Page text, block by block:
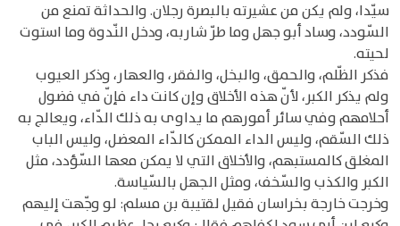
سيّدا، ولم يكن من عشيرته بالبصرة رجلان. والحداثة تمنع من
السّودد، وساد أبو جهل وما طرّ شاربه، ودخل النّدوة وما استوت
لحيته.
فذكر الظّلم، والحمق، والبخل، والفقر، والعهار، وذكر العيوب
ولم يذكر الكبر، لأنّ هذه الأخلاق وإن كانت داء فإنّ في فضول
أحلامهم وفي سائر أمورهم ما يداوى به ذلك الدّاء، ويعالج به
ذلك السّقم، وليس الداء الممكن كالدّاء المعضل، وليس الباب
المغلق كالمستبهم، والأخلاق التي لا يمكن معها السّؤدد، مثل
الكبر والكذب والسّخف، ومثل الجهل بالسّياسة.
وخرجت خارجة بخراسان فقيل لقتيبة بن مسلم: لو وجّهت إليهم